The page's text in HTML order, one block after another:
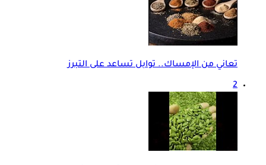
تعاني من الإمساك.. توابل تساعد على التبرز
2